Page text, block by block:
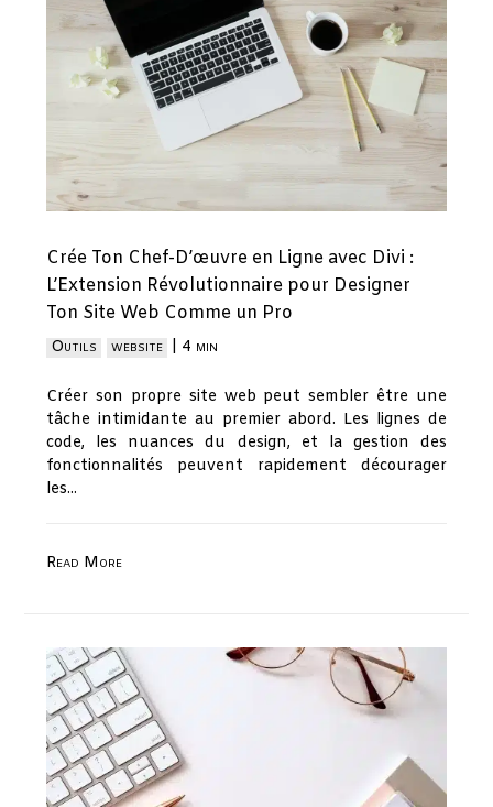
Crée Ton Chef-D’œuvre en Ligne avec Divi :
L’Extension Révolutionnaire pour Designer
Ton Site Web Comme un Pro
Outils website 4 min
Créer son propre site web peut sembler être une
tâche intimidante au premier abord. Les lignes de
code, les nuances du design, et la gestion des
fonctionnalités peuvent rapidement décourager
les...
Read More